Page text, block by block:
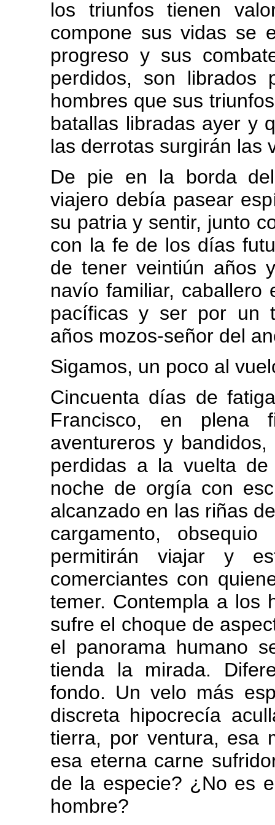
los triunfos tienen
compone sus vidas se
progreso y sus
perdidos, son librados
hombres que sus
batallas libradas ayer y
las derrotas surgirán las
De pie en la borda
viajero debía pasear
su patria y sentir, junto
con la fe de los días
de tener veintiún años
navío familiar, caballero
pacíficas y ser por un
años mozos-señor del
Sigamos, un poco al
Cincuenta días de
Francisco, en plena
aventureros y
perdidas a la vuelta
noche de orgía con
alcanzado en las riñas
cargamento,
permitirán viajar y
comerciantes con
temer. Contempla a los
sufre el choque de
el panorama humano
tienda la mirada.
fondo. Un velo más
discreta hipocrecía
tierra, por ventura, esa
esa eterna carne
de la especie? ¿No es
hombre?